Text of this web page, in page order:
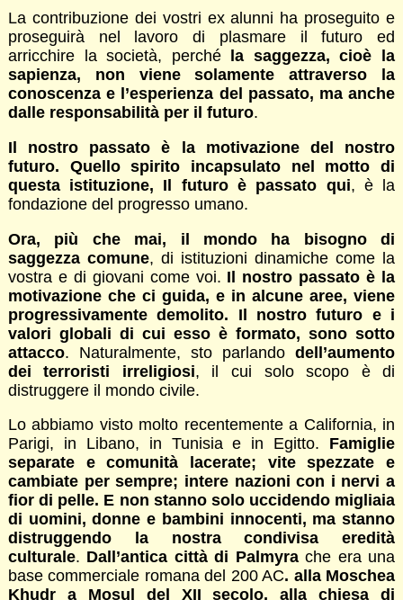
La contribuzione dei vostri ex alunni ha proseguito e
proseguirà nel lavoro di plasmare il futuro ed
arricchire la società, perché
la saggezza, cioè la
sapienza, non viene solamente attraverso la
conoscenza e l’esperienza del passato, ma anche
dalle responsabilità per il futuro.
Il nostro passato è la motivazione del nostro
futuro. Quello spirito incapsulato nel motto di
questa istituzione, Il futuro è passato qui, è la
fondazione del progresso umano.
Ora, più che mai, il mondo ha bisogno di
saggezza comune, di istituzioni dinamiche come la
vostra e di giovani come voi. Il nostro passato è la
motivazione che ci guida, e in alcune aree, viene
progressivamente demolito. Il nostro futuro e i
valori globali di cui esso è formato, sono sotto
attacco. Naturalmente, sto parlandodell’aumento
dei terroristi irreligiosi, il cui solo scopo è di
distruggere il mondo civile.
Lo abbiamo visto molto recentemente a California, in
Parigi, in Libano, in Tunisia e in Egitto. Famiglie
separate e comunità lacerate; vite spezzate e
cambiate per sempre; intere nazioni con i nervi a
fior di pelle. E non stanno solo uccidendo migliaia
di uomini, donne e bambini innocenti, ma stanno
distruggendo la nostra condivisa eredità
culturale. Dall’antica città di Palmyrache era una
base commerciale romana del 200 AC. alla Moschea
Khudr a Mosul del XII secolo, alla chiesa di